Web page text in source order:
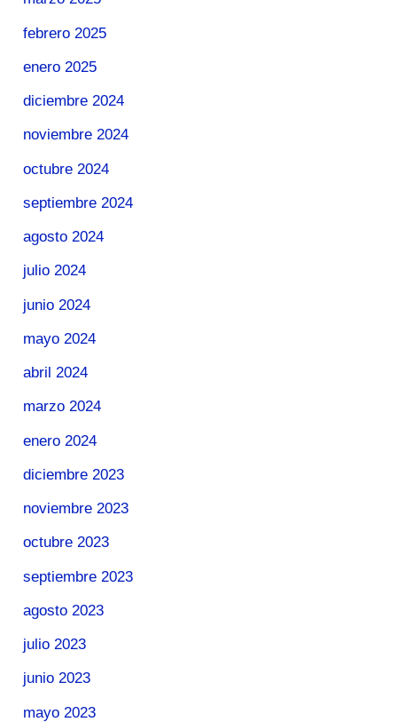
febrero 2025
enero 2025
diciembre 2024
noviembre 2024
octubre 2024
septiembre 2024
agosto 2024
julio 2024
junio 2024
mayo 2024
abril 2024
marzo 2024
enero 2024
diciembre 2023
noviembre 2023
octubre 2023
septiembre 2023
agosto 2023
julio 2023
junio 2023
mayo 2023